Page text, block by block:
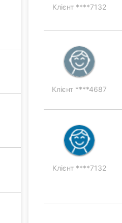
Клієнт ****7132
Клієнт ****4687
Клієнт ****7132